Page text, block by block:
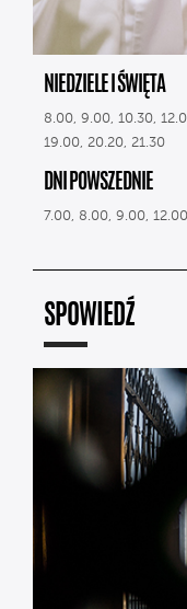
NIEDZIELE I ŚWIĘTA
8.00, 9.00, 10.30,
19.00, 20.20, 21.30
DNI POWSZEDNIE
7.00, 8.00, 9.00,
SPOWIEDŹ